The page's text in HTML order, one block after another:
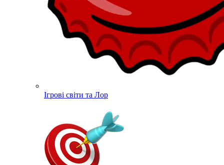
Ігрові світи та Лор